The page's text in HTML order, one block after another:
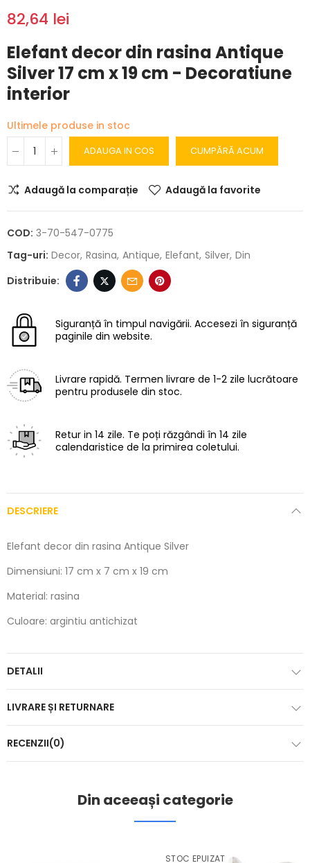
82,64 lei
Elefant decor din rasina Antique
Silver 17 cm x 19 cm - Decoratiune
interior
Ultimele produse in stoc
ADAUGA IN COS CUMPĂRĂ ACUM
Adaugă la comparație Adaugă la favorite
COD: 3-70-547-0775
Tag-uri: Decor Rasina Antique Elefant Silver Din
Siguranță în timpul navigării. Accesezi în siguranță
paginile din website.
Livrare rapidă. Termen livrare de 1-2 zile lucrătoare
pentru produsele din stoc.
Retur in 14 zile. Te poți răzgândi în 14 zile
calendaristice de la primirea coletului.
DESCRIERE
Elefant decor din rasina Antique Silver
Dimensiuni: 17 cm x 7 cm x 19 cm
Material: rasina
Culoare: argintiu antichizat
DETALII
LIVRARE ȘI RETURNARE
RECENZII(0)
Din aceeași categorie
STOC EPUIZAT